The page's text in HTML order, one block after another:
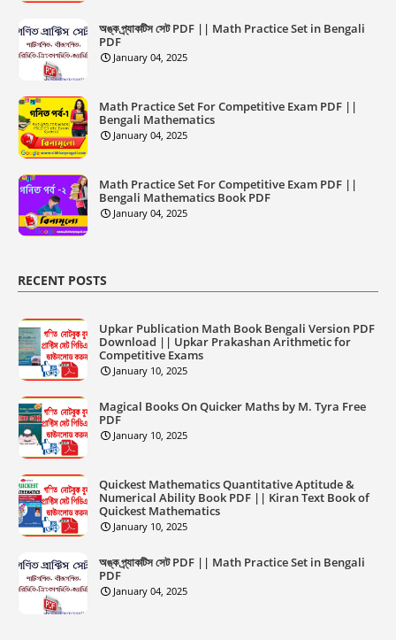
অঙ্ক প্র্যাকটিস সেট PDF || Math Practice Set in Bengali
PDF
January 04, 2025
Math Practice Set For Competitive Exam PDF ||
Bengali Mathematics
January 04, 2025
Math Practice Set For Competitive Exam PDF ||
Bengali Mathematics Book PDF
January 04, 2025
RECENT POSTS
Upkar Publication Math Book Bengali Version PDF
Download || Upkar Prakashan Arithmetic for
Competitive Exams
January 10, 2025
Magical Books On Quicker Maths by M. Tyra Free
PDF
January 10, 2025
Quickest Mathematics Quantitative Aptitude &
Numerical Ability Book PDF || Kiran Text Book of
Quickest Mathematics
January 10, 2025
অঙ্ক প্র্যাকটিস সেট PDF || Math Practice Set in Bengali
PDF
January 04, 2025